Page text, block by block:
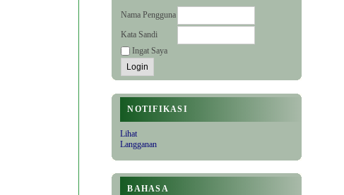
Nama Pengguna
Kata Sandi
Ingat Saya
NOTIFIKASI
Lihat
Langganan
BAHASA